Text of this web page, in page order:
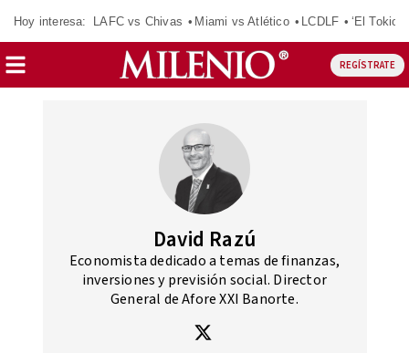
Hoy interesa: LAFC vs Chivas Miami vs Atlético LCDLF ‘El Tokio’
REGÍSTRATE
David Razú
Economista dedicado a temas de finanzas,
inversiones y previsión social. Director
General de Afore XXI Banorte.